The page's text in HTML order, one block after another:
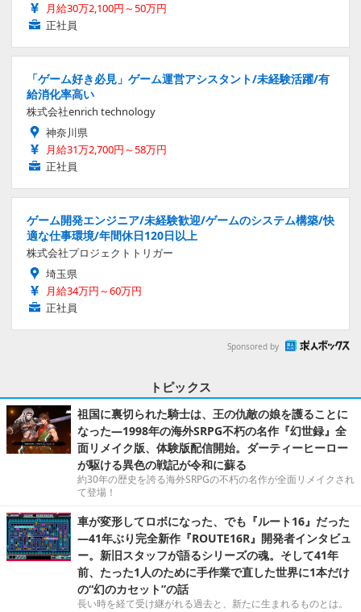
月給30万2,100円～50万円
正社員
「ゲーム好き必見」ゲーム運営アシスタント/未経験活躍/有
給消化率高い
株式会社enrich technology
神奈川県
月給31万2,700円～58万円
正社員
ゲーム開発エンジニア/未経験歓迎/ゲームのシステム構築/快
適な仕事環境/年間休日120日以上
株式会社プロジェクトトリガー
埼玉県
月給34万円～60万円
正社員
Sponsored by
トピックス
祖国に裏切られた騎士は、王の仇敵の娘を護ることに
なった―1998年の海外SRPG不朽の名作『幻世録』全
面リメイク版、体験版配信開始。ダーティーヒーロー
が駆ける異色の戦記が令和に蘇る
約30年の歴史を誇る海外SRPGの不朽の名作が全面リメイクされ
て登場！
車が変形してロボになった、でも『ルート16』だった
―41年ぶり完全新作『ROUTE16R』開発者インタビュ
ー。新旧スタッフが語るシリーズの魂。そして41年
前、たった1人のために手作業で直した世界に1本だけ
の“幻のカセット”の話
長い時を経て受け継がれる過去と、新たに生まれるものとは。